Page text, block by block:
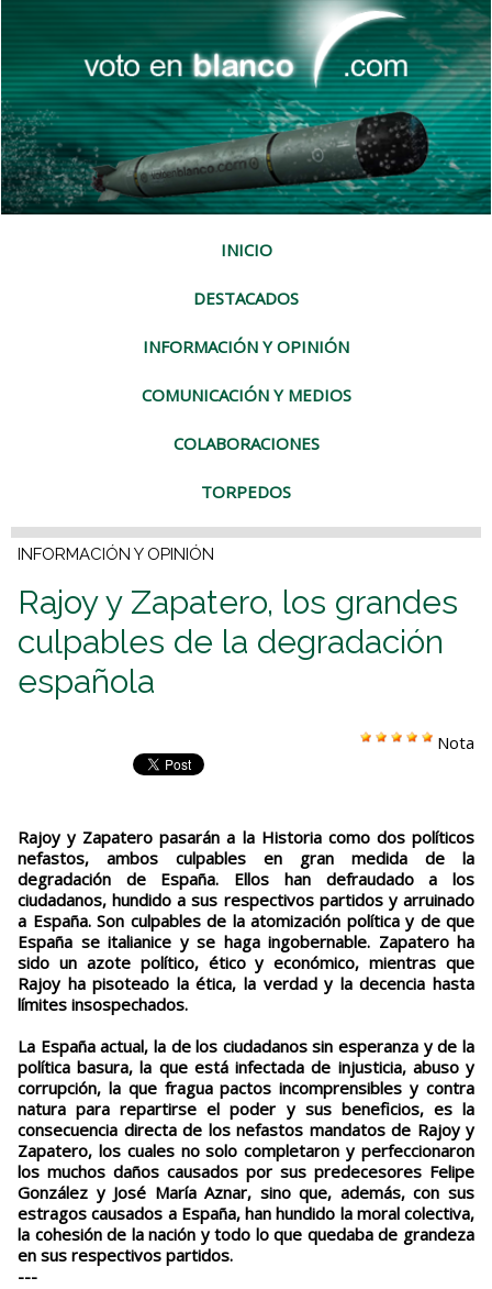
INICIO
DESTACADOS
INFORMACIÓN Y OPINIÓN
COMUNICACIÓN Y MEDIOS
COLABORACIONES
TORPEDOS
INFORMACIÓN Y OPINIÓN
Rajoy y Zapatero, los grandes
culpables de la degradación
española
Nota
Rajoy y Zapatero pasarán a la Historia como dos políticos
nefastos, ambos culpables en gran medida de la
degradación de España. Ellos han defraudado a los
ciudadanos, hundido a sus respectivos partidos y arruinado
a España. Son culpables de la atomización política y de que
España se italianice y se haga ingobernable. Zapatero ha
sido un azote político, ético y económico, mientras que
Rajoy ha pisoteado la ética, la verdad y la decencia hasta
límites insospechados.
La España actual, la de los ciudadanos sin esperanza y de la
política basura, la que está infectada de injusticia, abuso y
corrupción, la que fragua pactos incomprensibles y contra
natura para repartirse el poder y sus beneficios, es la
consecuencia directa de los nefastos mandatos de Rajoy y
Zapatero, los cuales no solo completaron y perfeccionaron
los muchos daños causados por sus predecesores Felipe
González y José María Aznar, sino que, además, con sus
estragos causados a España, han hundido la moral colectiva,
la cohesión de la nación y todo lo que quedaba de grandeza
en sus respectivos partidos.
---